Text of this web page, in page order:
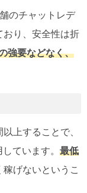
のチャットレデ
おり、安全性は折
強要などなく、
上することで、
ています。 最低
げないというこ